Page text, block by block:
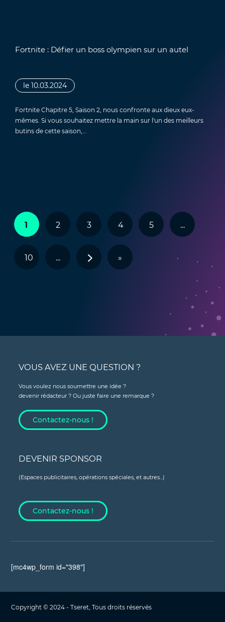
Fortnite : Défier un boss olympien sur un autel
le 10.03.2024
Fortnite Chapitre 5, Saison 2, nous confronte aux dieux eux-
mêmes. Si vous souhaitez mettre la main sur l'un des meilleurs
butins de cette saison,…
1 2 3 4 5 ...
10 ... > »
VOUS AVEZ UNE QUESTION ?
Vous voulez nous soumettre une idée ?
devenir rédacteur ? Ou juste faire une remarque ?
Contactez-nous !
DEVENIR SPONSOR
(Espaces publicitaires, opérations spéciales, et autres...)
Contactez-nous !
[mc4wp_form id="398"]
Copyright © 2024 - Tseret, Tous droits réservés